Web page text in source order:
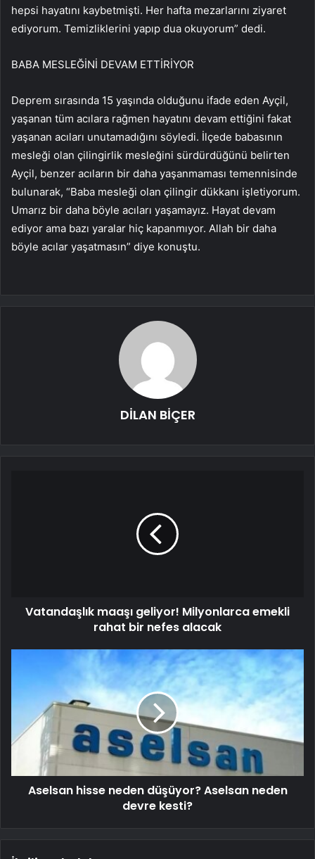
hepsi hayatını kaybetmişti. Her hafta mezarlarını ziyaret
ediyorum. Temizliklerini yapıp dua okuyorum” dedi.
BABA MESLEĞİNİ DEVAM ETTİRİYOR
Deprem sırasında 15 yaşında olduğunu ifade eden Ayçil,
yaşanan tüm acılara rağmen hayatını devam ettiğini fakat
yaşanan acıları unutamadığını söyledi. İlçede babasının
mesleği olan çilingirlik mesleğini sürdürdüğünü belirten
Ayçil, benzer acıların bir daha yaşanmaması temennisinde
bulunarak, “Baba mesleği olan çilingir dükkanı işletiyorum.
Umarız bir daha böyle acıları yaşamayız. Hayat devam
ediyor ama bazı yaralar hiç kapanmıyor. Allah bir daha
böyle acılar yaşatmasın” diye konuştu.
DİLAN BİÇER
Vatandaşlık maaşı geliyor! Milyonlarca emekli
rahat bir nefes alacak
Aselsan hisse neden düşüyor? Aselsan neden
devre kesti?